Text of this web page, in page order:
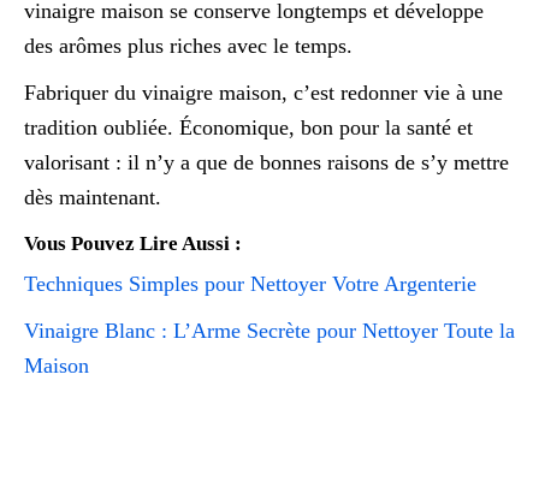
vinaigre maison se conserve longtemps et développe
des arômes plus riches avec le temps.
Fabriquer du vinaigre maison, c’est redonner vie à une
tradition oubliée. Économique, bon pour la santé et
valorisant : il n’y a que de bonnes raisons de s’y mettre
dès maintenant.
Vous Pouvez Lire Aussi :
Techniques Simples pour Nettoyer Votre Argenterie
Vinaigre Blanc : L’Arme Secrète pour Nettoyer Toute la
Maison